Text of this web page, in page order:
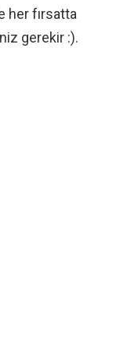
her fırsatta
gerekir :).